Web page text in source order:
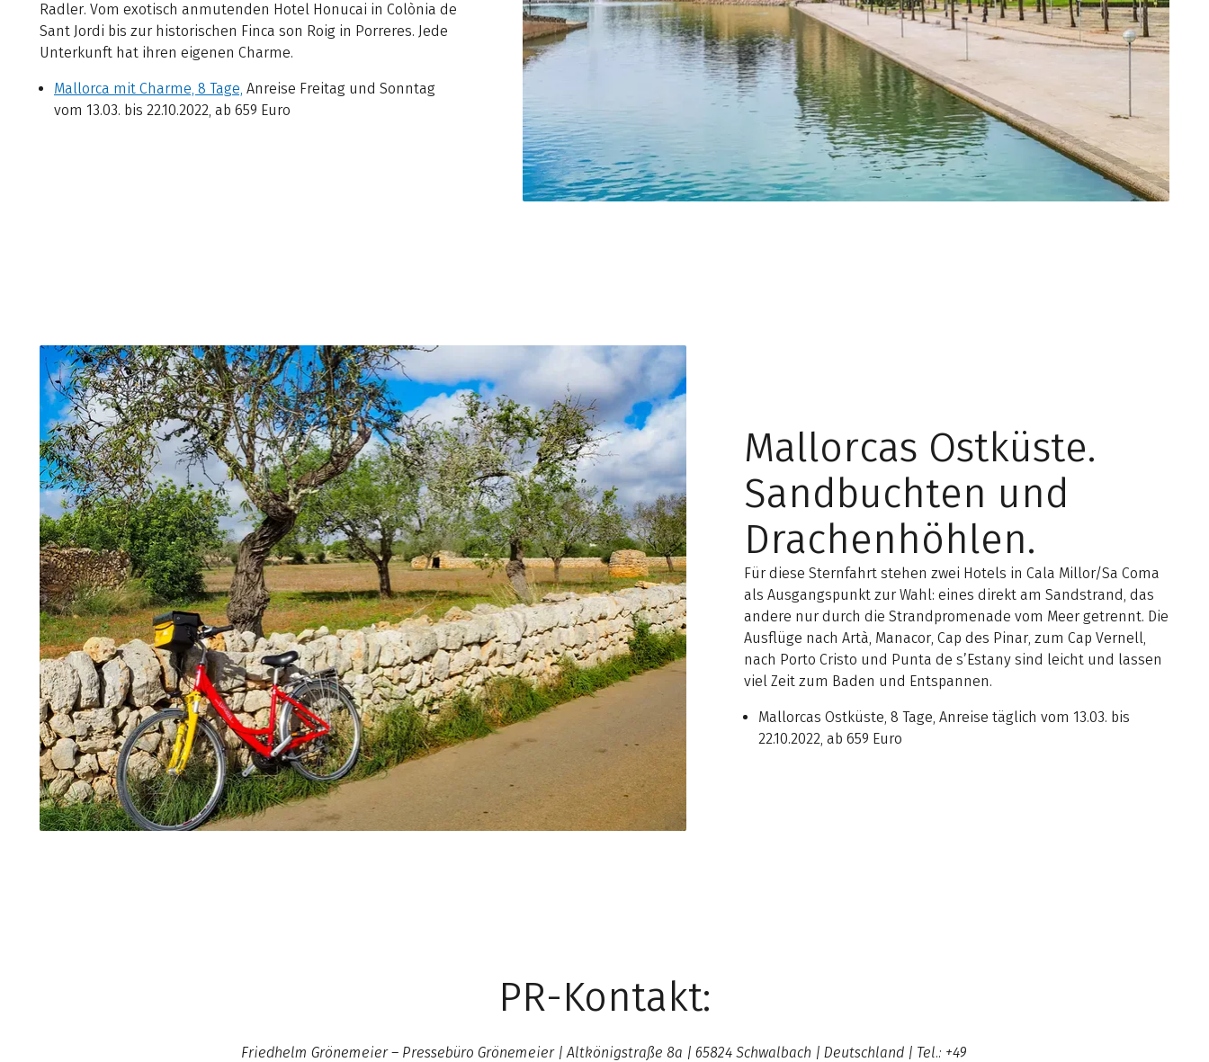
Radler. Vom exotisch anmutenden Hotel Honucai in Colònia de
Sant Jordi bis zur historischen Finca son Roig in Porreres. Jede
Unterkunft hat ihren eigenen Charme.
Mallorca mit Charme, 8 Tage, Anreise Freitag und Sonntag
vom 13.03. bis 22.10.2022, ab 659 Euro
Mallorcas Ostküste.
Sandbuchten und
Drachenhöhlen.
Für diese Sternfahrt stehen zwei Hotels in Cala Millor/Sa Coma
als Ausgangspunkt zur Wahl: eines direkt am Sandstrand, das
andere nur durch die Strandpromenade vom Meer getrennt. Die
Ausflüge nach Artà, Manacor, Cap des Pinar, zum Cap Vernell,
nach Porto Cristo und Punta de s’Estany sind leicht und lassen
viel Zeit zum Baden und Entspannen.
Mallorcas Ostküste, 8 Tage, Anreise täglich vom 13.03. bis
22.10.2022, ab 659 Euro
PR-Kontakt:
Friedhelm Grönemeier – Pressebüro Grönemeier | Altkönigstraße 8a | 65824 Schwalbach | Deutschland | Tel.: +49